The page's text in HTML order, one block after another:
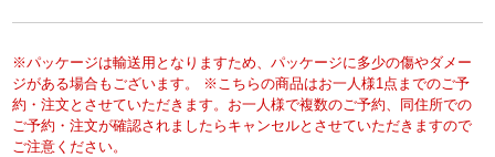
※パッケージは輸送用となりますため、パッケージに多少の傷やダメー
ジがある場合もございます。 ※こちらの商品はお一人様1点までのご予
約・注文とさせていただきます。お一人様で複数のご予約、同住所での
ご予約・注文が確認されましたらキャンセルとさせていただきますので
ご注意ください。